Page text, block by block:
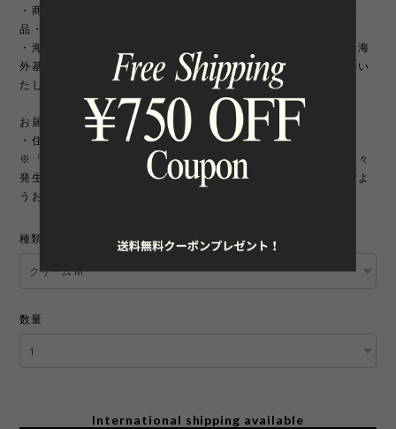
・商品のイメージ違いやサイズ違いなどお客様のご都合による返
品・交換はお受け致しかねます。
・海外製品は日本製に比べて縫製などが荒い場合がございます。海
外基準では返品対象になりませんのでご理解頂けますようお願いい
たします。
お届け先について
・住所変更には追加手数料が発生いたします。
※「町名・丁目番地・部屋番号」の住所不備による配送遅延が多々
発生しております。宛先を十分にご確認の上ご注文いただきますよ
うお願いいたします。
種類
数量
International shipping available